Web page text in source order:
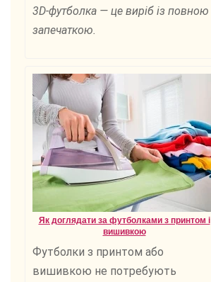
3D-футболка — це виріб із повною
запечаткою.
Як доглядати за футболками з принтом і
вишивкою
Футболки з принтом або
вишивкою не потребують